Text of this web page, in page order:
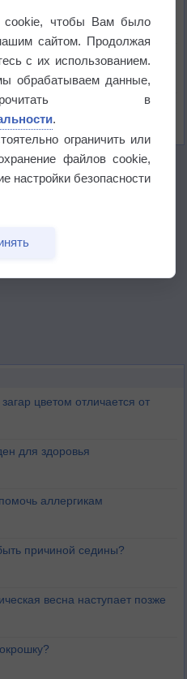
6 августа
6 августа
цветом отличается от
для здоровья
аллергикам
причиной седины?
весна наступает позже
чтобы Вам было
сайтом. Продолжая
с их использованием.
обрабатываем данные,
в
.
ограничить или
файлов cookie,
настройки безопасности